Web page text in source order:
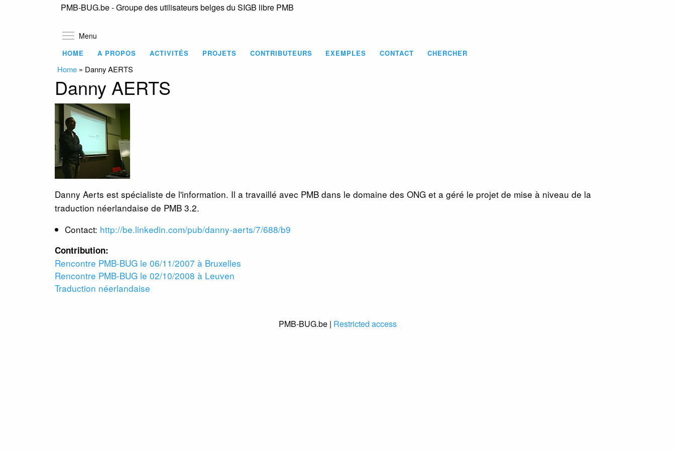
PMB-BUG.be - Groupe des utilisateurs belges du SIGB libre PMB
Menu
HOME A PROPOS ACTIVITÉS PROJETS CONTRIBUTEURS EXEMPLES CONTACT CHERCHER
Home » Danny AERTS
Danny AERTS
Danny Aerts est spécialiste de l'information. Il a travaillé avec PMB dans le domaine des ONG et a géré le projet de mise à niveau de la
traduction néerlandaise de PMB 3.2.
Contact: http://be.linkedin.com/pub/danny-aerts/7/688/b9
Contribution:
Rencontre PMB-BUG le 06/11/2007 à Bruxelles
Rencontre PMB-BUG le 02/10/2008 à Leuven
Traduction néerlandaise
PMB-BUG.be | Restricted access